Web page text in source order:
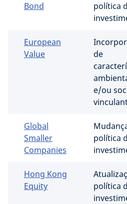
Bond
política
European
Value
de
e/ou
Global
Smaller
Companies
política
Hong Kong
Equity
política